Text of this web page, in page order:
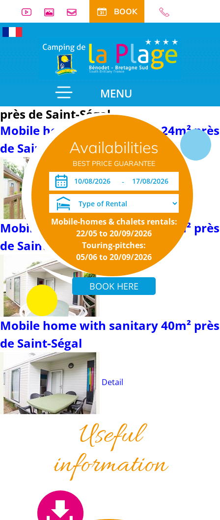
BOOK
MENU
Availabilities
BEST PRICE GUARANTEE
-
Mobile-homes & chalets rentals:
22/05 to 20/09/2026
Touring-pitches:
05/06 to 20/09/2026
près de Saint-Ségal
Mobile home with sanitary 24m² près
de Saint-Ségal
Detail
Mobile home with sanitary 27m² près
de Saint-Ségal
Detail
Mobile home with sanitary 40m² près
de Saint-Ségal
Detail
Useful
information